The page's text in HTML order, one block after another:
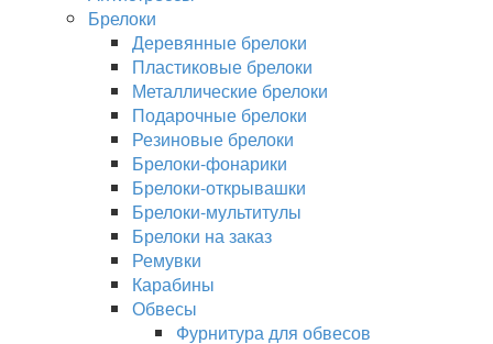
Брелоки
Деревянные брелоки
Пластиковые брелоки
Металлические брелоки
Подарочные брелоки
Резиновые брелоки
Брелоки-фонарики
Брелоки-открывашки
Брелоки-мультитулы
Брелоки на заказ
Ремувки
Карабины
Обвесы
Фурнитура для обвесов